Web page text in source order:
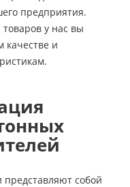
предприятия.
у нас вы
качестве и
собой